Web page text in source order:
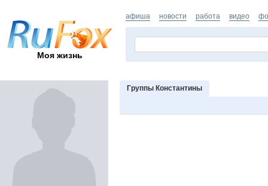
Моя жизнь
афиша новости работа видео
Группы Константины